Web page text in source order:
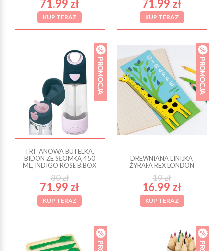
71.99 zł
KUP TERAZ
71.99 zł
KUP TERAZ
TRITANOWA BUTELKA,
BIDON ZE SŁOMKĄ 450
ML, INDIGO ROSE B.BOX
80 zł
71.99 zł
KUP TERAZ
DREWNIANA LINIJKA
ŻYRAFA REX LONDON
19 zł
16.99 zł
KUP TERAZ